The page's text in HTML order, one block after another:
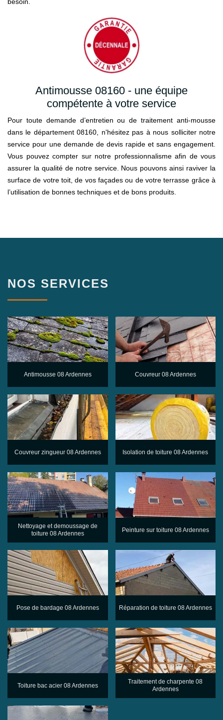
Antimousse 08160 - une équipe
compétente à votre service
Pour toute demande d’entretien ou de traitement anti-mousse
dans le département 08160, n'hésitez pas à nous solliciter notre
service pour une demande de devis rapide et sans engagement.
Vous pouvez compter sur notre professionnalisme afin de vous
assurer la qualité de notre service. Nous pouvons ainsi raviver la
surface de votre toit, de vos façades ou de votre terrasse grâce à
l’utilisation de bonnes techniques et de bons produits.
NOS SERVICES
Antimousse 08 Ardennes Couvreur 08 Ardennes
Couvreur zingueur 08 Ardennes Isolation de toiture 08 Ardennes
Nettoyage et demoussage de
toiture 08 Ardennes
Peinture sur toiture 08 Ardennes
Pose de bardage 08 Ardennes Réparation de toiture 08 Ardennes
Toiture bac acier 08 Ardennes
Traitement de charpente 08
Ardennes